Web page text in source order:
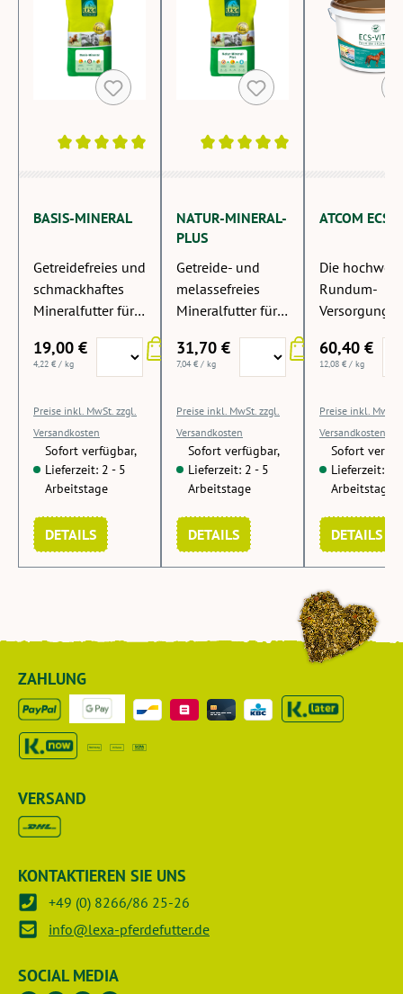
BASIS-MINERAL
Getreidefreies und
schmackhaftes
Mineralfutter für
Basisversorgung.
19,00 €
4,22 € / kg
Preise inkl. MwSt. zzgl.
Versandkosten
Sofort verfügbar,
Lieferzeit: 2 - 5
Arbeitstage
DETAILS
NATUR-MINERAL-
PLUS
Getreide- und
melassefreies
Mineralfutter für
bis mittlerer
Arbeitsleistung.
31,70 €
7,04 € / kg
Preise inkl. MwSt. zzgl.
Versandkosten
Sofort verfügbar,
Lieferzeit: 2 - 5
Arbeitstage
DETAILS
ATCOM ECS-
Die
Rundum-
Versorgung
findliche
60,40 €
12,08 € / kg
Preise inkl. MwSt.
Versandkosten
Sofort
Lieferzeit: 2
Arbeitstage
DETAILS
ZAHLUNG
VERSAND
KONTAKTIEREN SIE UNS
+49 (0) 8266/86 25-26
info@lexa-pferdefutter.de
SOCIAL MEDIA